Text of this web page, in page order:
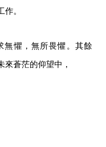
。
無懼，無所畏懼。其餘
來蒼茫的仰望中，